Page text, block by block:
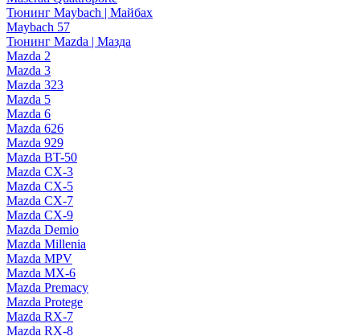
Тюнинг Maybach | Майбах
Maybach 57
Тюнинг Mazda | Мазда
Mazda 2
Mazda 3
Mazda 323
Mazda 5
Mazda 6
Mazda 626
Mazda 929
Mazda BT-50
Mazda CX-3
Mazda CX-5
Mazda CX-7
Mazda CX-9
Mazda Demio
Mazda Millenia
Mazda MPV
Mazda MX-6
Mazda Premacy
Mazda Protege
Mazda RX-7
Mazda RX-8